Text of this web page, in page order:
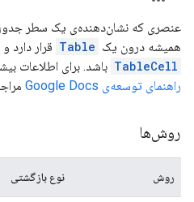
عنصری که نشان‌دهنده‌ی یک سطر
همیشه درون یک Table قرار دارد
TableCell باشد. برای اطلاعات
راهنمای توسعه‌ی Google Docs
روش‌ها
روش نوع بازگشتی